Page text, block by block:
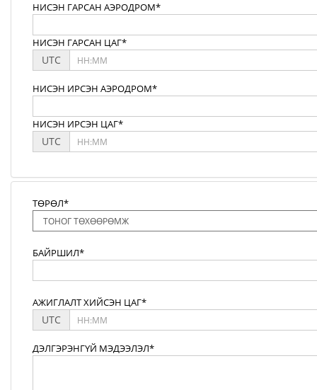
НИСЭН ГАРСАН АЭРОДРОМ*
НИСЭН ГАРСАН ЦАГ*
UTC
НИСЭН ИРСЭН АЭРОДРОМ*
НИСЭН ИРСЭН ЦАГ*
UTC
ТӨРӨЛ*
БАЙРШИЛ*
АЖИГЛАЛТ ХИЙСЭН ЦАГ*
UTC
ДЭЛГЭРЭНГҮЙ МЭДЭЭЛЭЛ*